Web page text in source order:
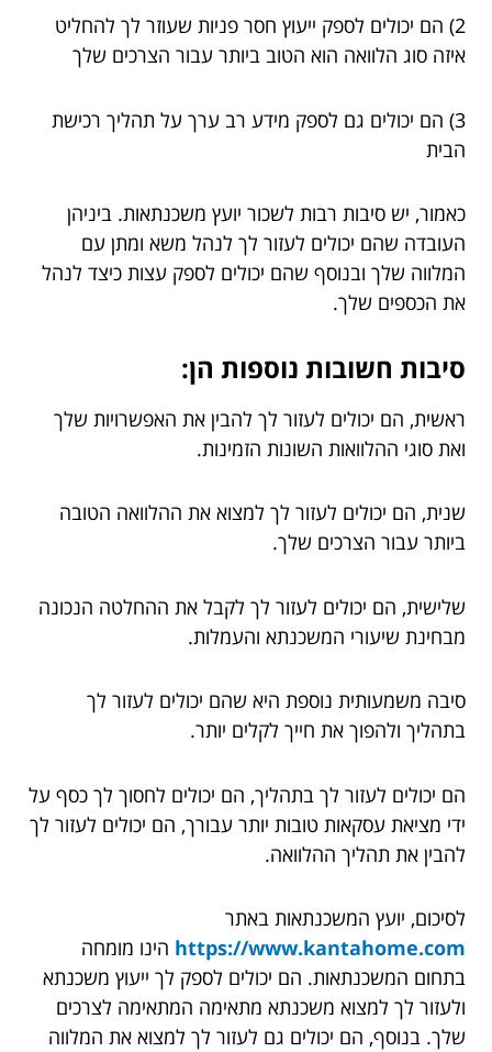
2) הם יכולים לספק ייעוץ חסר פניות שעוזר לך להחליט
איזה סוג הלוואה הוא הטוב ביותר עבור הצרכים שלך
3) הם יכולים גם לספק מידע רב ערך על תהליך רכישת
הבית
כאמור, יש סיבות רבות לשכור יועץ משכנתאות. ביניהן
העובדה שהם יכולים לעזור לך לנהל משא ומתן עם
המלווה שלך ובנוסף שהם יכולים לספק עצות כיצד לנהל
את הכספים שלך.
סיבות חשובות נוספות הן:
ראשית, הם יכולים לעזור לך להבין את האפשרויות שלך
ואת סוגי ההלוואות השונות הזמינות.
שנית, הם יכולים לעזור לך למצוא את ההלוואה הטובה
ביותר עבור הצרכים שלך.
שלישית, הם יכולים לעזור לך לקבל את ההחלטה הנכונה
מבחינת שיעורי המשכנתא והעמלות.
סיבה משמעותית נוספת היא שהם יכולים לעזור לך
בתהליך ולהפוך את חייך לקלים יותר.
הם יכולים לעזור לך בתהליך, הם יכולים לחסוך לך כסף על
ידי מציאת עסקאות טובות יותר עבורך, הם יכולים לעזור לך
להבין את תהליך ההלוואה.
לסיכום, יועץ המשכנתאות באתר
https://www.kantahome.com הינו מומחה
בתחום המשכנתאות. הם יכולים לספק לך ייעוץ משכנתא
ולעזור לך למצוא משכנתא מתאימה המתאימה לצרכים
שלך. בנוסף, הם יכולים גם לעזור לך למצוא את המלווה